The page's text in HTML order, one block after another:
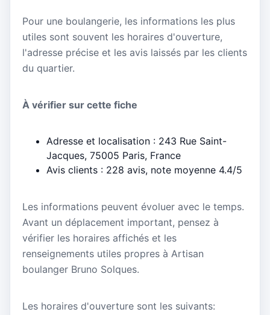
Pour une boulangerie, les informations les plus
utiles sont souvent les horaires d'ouverture,
l'adresse précise et les avis laissés par les clients
du quartier.
À vérifier sur cette fiche
Adresse et localisation : 243 Rue Saint-
Jacques, 75005 Paris, France
Avis clients : 228 avis, note moyenne 4.4/5
Les informations peuvent évoluer avec le temps.
Avant un déplacement important, pensez à
vérifier les horaires affichés et les
renseignements utiles propres à Artisan
boulanger Bruno Solques.
Les horaires d'ouverture sont les suivants: